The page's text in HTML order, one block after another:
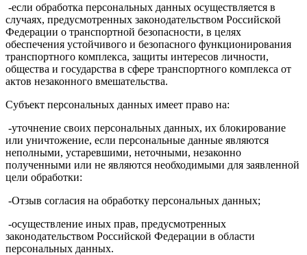
-если обработка персональных данных осуществляется в
случаях, предусмотренных законодательством Российской
Федерации о транспортной безопасности, в целях
обеспечения устойчивого и безопасного функционирования
транспортного комплекса, защиты интересов личности,
общества и государства в сфере транспортного комплекса от
актов незаконного вмешательства.
Субъект персональных данных имеет право на:
-уточнение своих персональных данных, их блокирование
или уничтожение, если персональные данные являются
неполными, устаревшими, неточными, незаконно
полученными или не являются необходимыми для заявленной
цели обработки:
-Отзыв согласия на обработку персональных данных;
-осуществление иных прав, предусмотренных
законодательством Российской Федерации в области
персональных данных.